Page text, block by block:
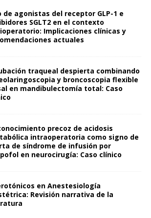
de agonistas del receptor GLP-1 e
SGLT2 en el contexto
Implicaciones clínicas y
actuales
traqueal despierta combinando
y broncoscopia flexible
en mandibulectomía total: Caso
precoz de acidosis
intraoperatoria como signo de
de síndrome de infusión por
en neurocirugía: Caso clínico
en Anestesiología
Revisión narrativa de la